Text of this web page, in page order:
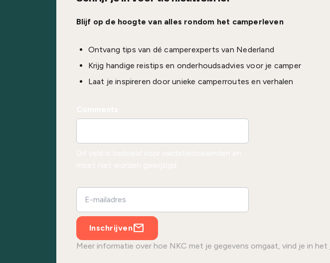
Blijf op de hoogte van alles rondom het camperleven
Ontvang tips van dé camperexperts van Nederland
Krijg handige reistips en onderhoudsadvies voor je camper
Laat je inspireren door unieke camperroutes en verhalen
Inschrijven
Meer informatie over hoe NKC met je gegevens omgaat, vind je in het